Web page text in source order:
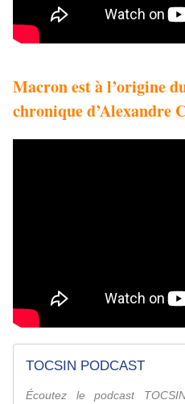
Macron est à l’origine
chronique d’Alexandre
TOCSIN PODCAST
Écoutez le podcast